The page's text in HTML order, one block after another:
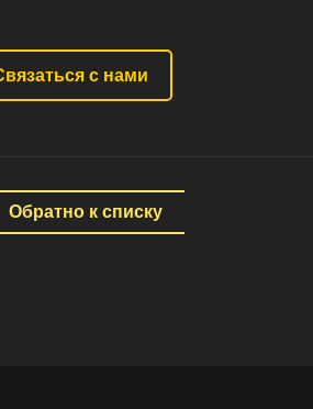
с нами
Обратно к списку